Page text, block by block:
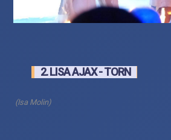
2. LISA AJAX - TORN
(Isa Molin)